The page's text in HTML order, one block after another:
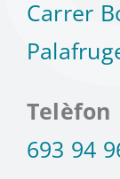
Carrer
Telèfon
693 94